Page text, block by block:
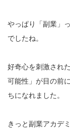
やっぱり「副業」
でしたね。
好奇心を刺激され
可能性」が目の前
ちになれました。
きっと副業アカデ